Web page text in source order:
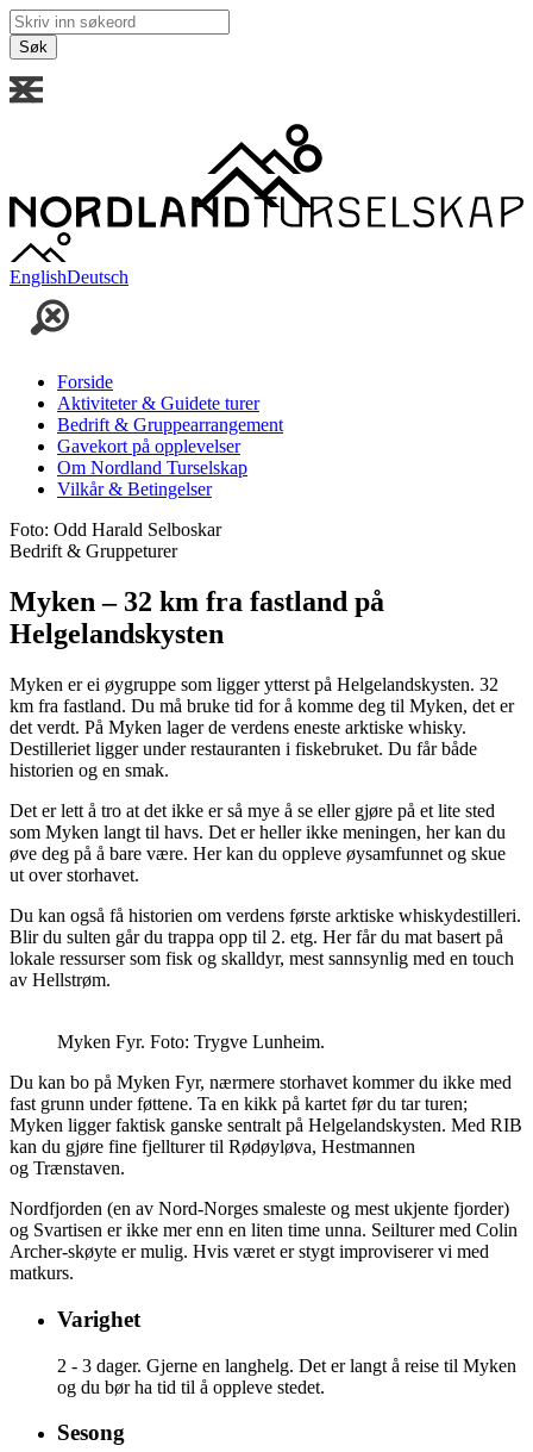
Skriv
inn
søkeord
EnglishDeutsch
Forside
Aktiviteter & Guidete turer
Bedrift & Gruppearrangement
Gavekort på opplevelser
Om Nordland Turselskap
Vilkår & Betingelser
Foto: Odd Harald Selboskar
Bedrift & Gruppeturer
Myken – 32 km fra fastland på
Helgelandskysten
Myken er ei øygruppe som ligger ytterst på Helgelandskysten. 32
km fra fastland. Du må bruke tid for å komme deg til Myken, det er
det verdt. På Myken lager de verdens eneste arktiske whisky.
Destilleriet ligger under restauranten i fiskebruket. Du får både
historien og en smak.
Det er lett å tro at det ikke er så mye å se eller gjøre på et lite sted
som Myken langt til havs. Det er heller ikke meningen, her kan du
øve deg på å bare være. Her kan du oppleve øysamfunnet og skue
ut over storhavet.
Du kan også få historien om verdens første arktiske whiskydestilleri.
Blir du sulten går du trappa opp til 2. etg. Her får du mat basert på
lokale ressurser som fisk og skalldyr, mest sannsynlig med en touch
av Hellstrøm.
Myken Fyr. Foto: Trygve Lunheim.
Du kan bo på Myken Fyr, nærmere storhavet kommer du ikke med
fast grunn under føttene. Ta en kikk på kartet før du tar turen;
Myken ligger faktisk ganske sentralt på Helgelandskysten. Med RIB
kan du gjøre fine fjellturer til Rødøyløva, Hestmannen
og Trænstaven.
Nordfjorden (en av Nord-Norges smaleste og mest ukjente fjorder)
og Svartisen er ikke mer enn en liten time unna. Seilturer med Colin
Archer-skøyte er mulig. Hvis været er stygt improviserer vi med
matkurs.
Varighet
2 - 3 dager. Gjerne en langhelg. Det er langt å reise til Myken
og du bør ha tid til å oppleve stedet.
Sesong